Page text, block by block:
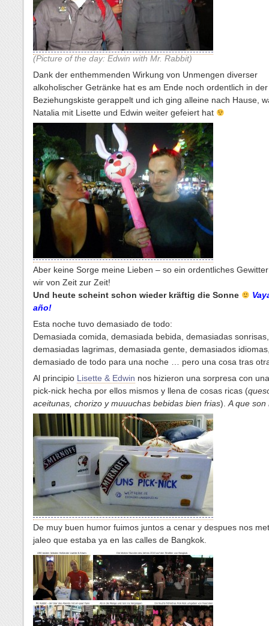
(Picture of the day: Edwin with Mr. Rabbit)
Dank der enthemmenden Wirkung von Unmengen diverser
alkoholischer Getränke hat es am Ende noch ordentlich in der
Beziehungskiste gerappelt und ich ging alleine nach Hause,
Natalia mit Lisette und Edwin weiter gefeiert hat
Aber keine Sorge meine Lieben – so ein ordentliches
wir von Zeit zur Zeit!
Und heute scheint schon wieder kräftig die Sonne
año!
Esta noche tuvo demasiado de todo:
Demasiada comida, demasiada bebida, demasiadas sonrisas,
demasiadas lagrimas, demasiada gente, demasiados
demasiado de todo para una noche … pero una cosa tras
Al principio Lisette & Edwin nos hizieron una sorpresa con
pick-nick hecha por ellos mismos y llena de cosas ricas (
aceitunas, chorizo y muuuchas bebidas bien frias).A que son
De muy buen humor fuimos juntos a cenar y despues nos
jaleo que estaba ya en las calles de Bangkok.